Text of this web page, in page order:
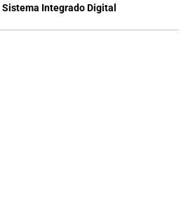
Integrado Digital